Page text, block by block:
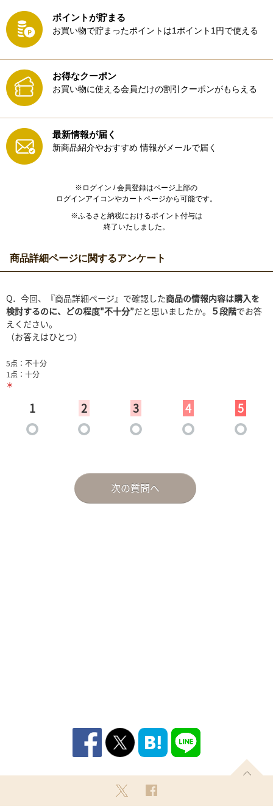
ポイントが貯まる
お買い物で貯まったポイントは1ポイント1円で使える
お得なクーポン
お買い物に使える会員だけの割引クーポンがもらえる
最新情報が届く
新商品紹介やおすすめ 情報がメールで届く
※ログイン / 会員登録はページ上部の
ログインアイコンやカートページから可能です。
※ふるさと納税におけるポイント付与は
終了いたしました。
商品詳細ページに関するアンケート